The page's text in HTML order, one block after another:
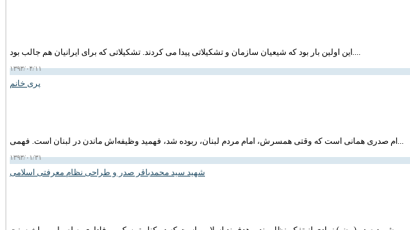
این اولین بار بود که شیعیان سازمان و تشکیلاتی پیدا می کردند. تشکیلاتی که برای ایرانیان هم جالب بود....
۱۳۹۳/۰۴/۱۱
پری خانم
ام صدری همانی است که وقتی همسرش، امام مردم لبنان، ربوده شد، فهمید وظیفه‌اش ماندن در لبنان است. فهمی...
۱۳۹۳/۰۱/۳۱
شهید سید محمدباقر صدر و طراحی نظام معرفتی اسلامی